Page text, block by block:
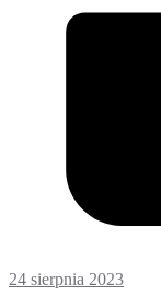
24 sierpnia 2023